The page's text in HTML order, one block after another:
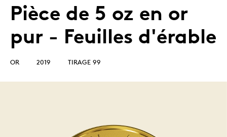
Pièce de 5 oz en or
pur - Feuilles d'érable
OR 2019 TIRAGE 99